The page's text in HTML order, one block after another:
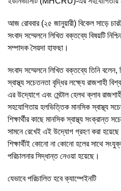
আজ রোববার (২৫ জানুয়ারী) বিকেল সাড়ে
সংবাদ সম্মেলনে লিখিত বক্তব্যে বিষয়টি
সম্পাদক সৈয়দা হাফছা।
সংবাদ সম্মেলনে লিখিত বক্তব্যে তিনি বলেন,
স্বাস্থ্য সচেতনতা বৃদ্ধির লক্ষ্যে রাজশাহী
এর উদ্যোগে এবং মেন্টাল হেলথ ক্লাব
সহযোগিতায় হলভিত্তিক মানসিক স্বাস্থ্য
শিক্ষার্থীর কাছে মানসিক স্বাস্থ্য সংক্রান্ত
সামনে রেখেই এই উদ্যোগ গ্রহণ করা
শিক্ষার্থীই কোনো না কোনো হলের সাথে
পরিচালনার সিদ্ধান্ত নেওয়া হয়েছে।
যেভাবে পরিচালিত হবে ক্যাম্পেইনটি